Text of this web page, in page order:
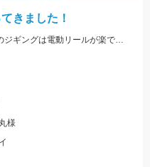
きました！
潮が早くコマセ釣りは早々に断念。深場のジギングは電動リールが楽でした。
様